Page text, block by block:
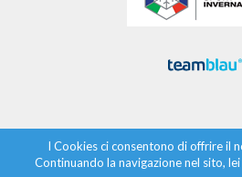
I Cookies ci consentono di offrire il
Continuando la navigazione nel sito,